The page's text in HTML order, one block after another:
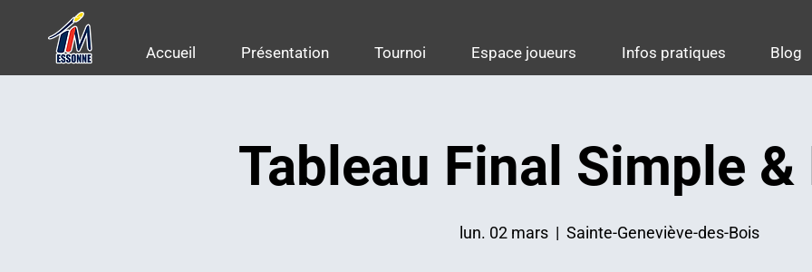
Accueil Présentation Tournoi Espace joueurs Infos pratiques Blog
Tableau Final Simple &
lun. 02 mars
  |
Sainte-Geneviève-des-Bois